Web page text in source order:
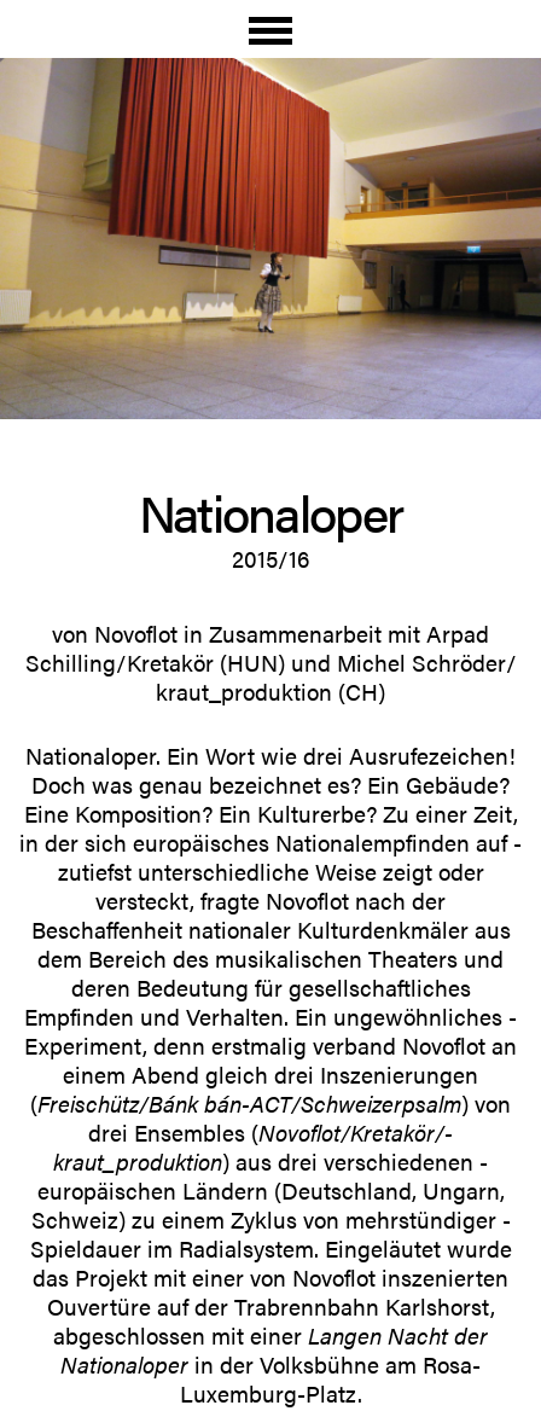
Nationaloper
2015/​16
von Novoflot in Zusammenarbeit mit Arpad
Schilling/­​Kretakör (HUN) und Michel Schröder/­­​
kraut_produktion (CH)
Nationaloper. Ein Wort wie drei Ausrufezeichen!
Doch was genau bezeichnet es? Ein Gebäude?
Eine ­Komposition? Ein Kultur­erbe? Zu einer Zeit,
in der sich europäisches National­empfinden auf ­
zutiefst ­unterschiedliche Weise zeigt oder
versteckt, fragte ­Novoflot nach der
Beschaffenheit nationaler Kulturdenkmäler aus
dem Bereich des musikalischen Theaters und
deren Bedeutung für gesellschaftliches
Empfinden und Verhalten. Ein ungewöhn­liches ­
Experiment, denn erstmalig verband ­Novoflot an
einem Abend gleich drei Inszenierungen
(Freischütz/Bánk bán-ACT/Schweizer­psalm) von
drei Ensembles (Novoflot/Kretakör/­
kraut_produktion) aus drei verschiedenen ­
europäischen Ländern (Deutschland, ­Ungarn,
Schweiz) zu einem Zyklus von mehrstündiger ­
Spieldauer im Radialsystem. Eingeläutet wurde
das ­Projekt mit einer von Novoflot inszenierten
Ouvertüre auf der Trabrennbahn Karls­horst,
abgeschlossen mit ­einerLangen Nacht der
Nationaloper in der Volks­bühne am Rosa-
Luxemburg-­Platz.